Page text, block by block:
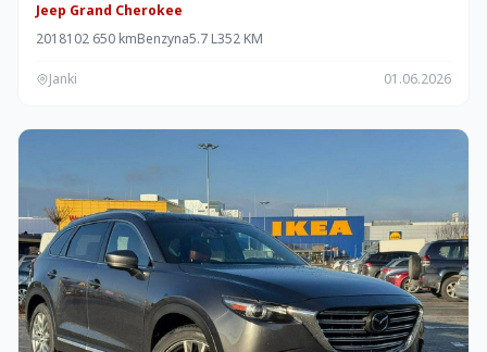
Jeep Grand Cherokee
2018102 650 kmBenzyna5.7 L352 KM
Janki 01.06.2026